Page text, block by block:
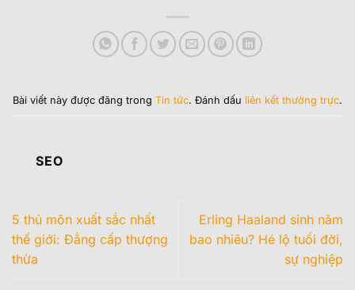
Bài viết này được đăng trong Tin tức. Đánh dấu liên kết thường trực.
SEO
5 thủ môn xuất sắc nhất
thế giới: Đẳng cấp thượng
thừa
Erling Haaland sinh năm
bao nhiêu? Hé lộ tuổi đời,
sự nghiệp